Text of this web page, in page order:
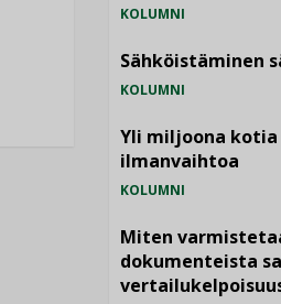
KOLUMNI
Sähköistäminen
KOLUMNI
Yli miljoona
ilmanvaihtoa
KOLUMNI
Miten
dokumenteista